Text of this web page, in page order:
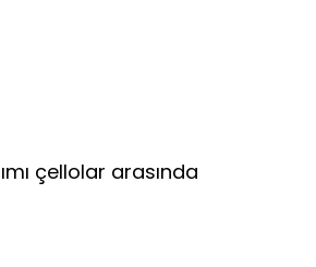
çellolar arasında